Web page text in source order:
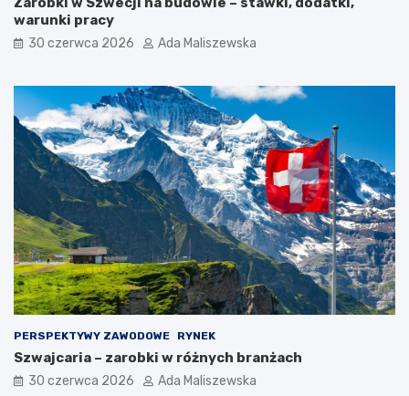
warunki pracy
30 czerwca 2026 Ada Maliszewska
PERSPEKTYWY ZAWODOWE RYNEK
Szwajcaria – zarobki w różnych branżach
30 czerwca 2026 Ada Maliszewska